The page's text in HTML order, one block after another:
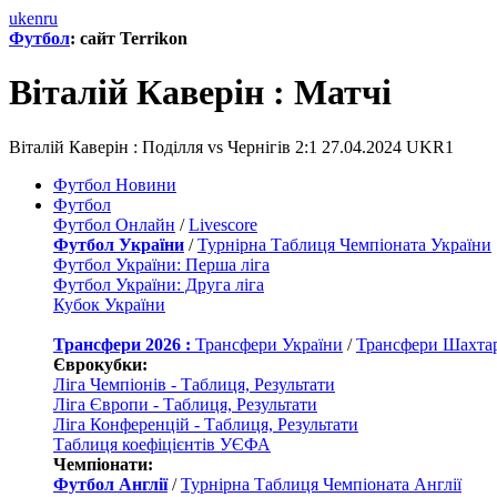
ukenru
Футбол: сайт Terrikon
Віталій Каверін : Матчi
Віталій Каверін : Поділля vs Чернігів 2:1 27.04.2024 UKR1
Футбол Новини
Футбол
Футбол Онлайн /Livescore
Футбол України /Турнірна Таблиця Чемпіоната України
Футбол України: Перша ліга
Футбол України: Друга ліга
Кубок України
Трансфери 2026 : Трансфери України /Трансфери
Єврокубки:
Ліга Чемпіонів - Таблиця, Результати
Ліга Європи - Таблиця, Результати
Ліга Конференцій - Таблиця, Результати
Таблиця коефіцієнтів УЄФА
Чемпіонати:
Футбол Англії/Турнірна Таблиця Чемпіоната Англії